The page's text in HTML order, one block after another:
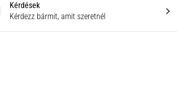
Kérdések
Kérdezz bármit, amit szeretnél